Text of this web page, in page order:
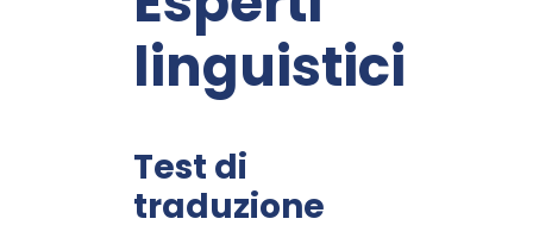
linguistici
Test di
traduzione